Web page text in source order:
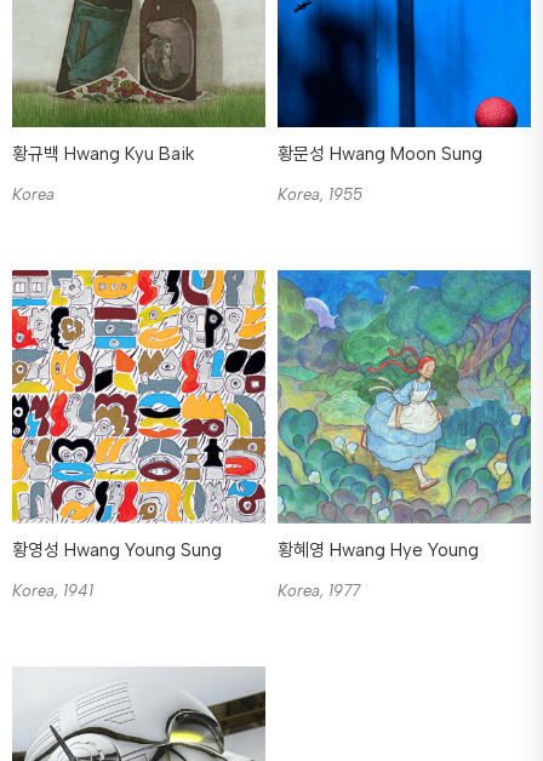
황규백 Hwang Kyu Baik
Korea
황문성 Hwang Moon Sung
Korea, 1955
황영성 Hwang Young Sung
Korea, 1941
황혜영 Hwang Hye Young
Korea, 1977